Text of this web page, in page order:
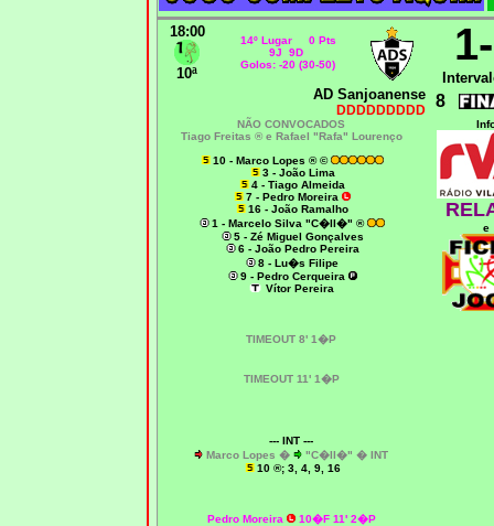
18:00
10ª
14º Lugar 0 Pts
9J 9D
Golos: -20 (30-50)
1
AD Sanjoanense
DDDDDDDDD 8
NÃO CONVOCADOS
Tiago Freitas ® e Rafael "Rafa" Lourenço
10 - Marco Lopes ® ©
3 - João Lima
4 - Tiago Almeida
7 - Pedro Moreira
16 - João Ramalho
1 - Marcelo Silva "C�ll�" ®
5 - Zé Miguel Gonçalves
6 - João Pedro Pereira
8 - Lu�s Filipe
9 - Pedro Cerqueira
Vítor Pereira
TIMEOUT 8' 1�P
TIMEOUT 11' 1�P
--- INT ---
Marco Lopes �
"C�ll�" � INT
10 ®; 3, 4, 9, 16
Pedro Moreira 10�F 11' 2�P
e